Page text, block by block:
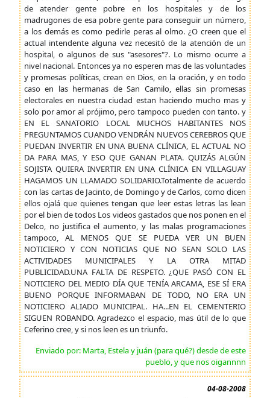
de atender gente pobre en los hospitales y de los
madrugones de esa pobre gente para conseguir un número,
a los demás es como pedirle peras al olmo. ¿O creen que el
actual intendente alguna vez necesitó de la atención de un
hospital, o algunos de sus "asesores"?. Lo mismo ocurre a
nivel nacional. Entonces ya no esperen mas de las voluntades
y promesas políticas, crean en Dios, en la oración, y en todo
caso en las hermanas de San Camilo, ellas sin promesas
electorales en nuestra ciudad estan haciendo mucho mas y
solo por amor al prójimo, pero tampoco pueden con tanto. y
EN EL SANATORIO LOCAL MUCHOS HABITANTES NOS
PREGUNTAMOS CUANDO VENDRÁN NUEVOS CEREBROS QUE
PUEDAN INVERTIR EN UNA BUENA CLÍNICA, EL ACTUAL NO
DA PARA MAS, Y ESO QUE GANAN PLATA. QUIZÁS ALGÚN
SOJISTA QUIERA INVERTIR EN UNA CLÍNICA EN VILLAGUAY
HAGAMOS UN LLAMADO SOLIDARIO.Totalmente de acuerdo
con las cartas de Jacinto, de Domingo y de Carlos, como dicen
ellos ojalá que quienes tengan que leer estas letras las lean
por el bien de todos Los videos gastados que nos ponen en el
Delco, no justifica el aumento, y las malas programaciones
tampoco, AL MENOS QUE SE PUEDA VER UN BUEN
NOTICIERO Y CON NOTICIAS QUE NO SEAN SOLO LAS
ACTIVIDADES MUNICIPALES Y LA OTRA MITAD
PUBLICIDAD.UNA FALTA DE RESPETO. ¿QUE PASÓ CON EL
NOTICIERO DEL MEDIO DÍA QUE TENÍA ARCAMA, ESE SÍ ERA
BUENO PORQUE INFORMABAN DE TODO, NO ERA UN
NOTICIERO ALIADO MUNICIPAL. HA...EN EL CEMENTERIO
SIGUEN ROBANDO. Agradezco el espacio, mas útil de lo que
Ceferino cree, y si nos leen es un triunfo.
Enviado por: Marta, Estela y juán (para qué?) desde de este
pueblo, y que nos oigannnn
04-08-2008